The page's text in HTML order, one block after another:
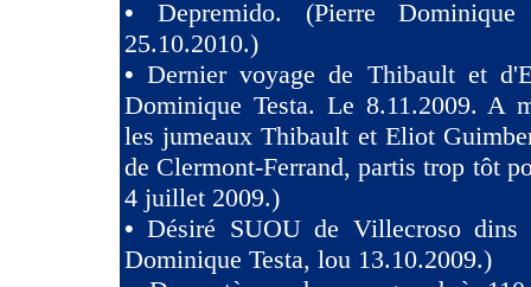
• Depremido. (Pierre
25.10.2010.)
•Dernier voyage de Thibault et
Dominique Testa. Le 8.11.2009. A
les jumeaux Thibault et Eliot
de Clermont-Ferrand, partis trop tôt
4 juillet 2009.)
•Désiré SUOU de Villecroso dins
Dominique Testa, lou 13.10.2009.)